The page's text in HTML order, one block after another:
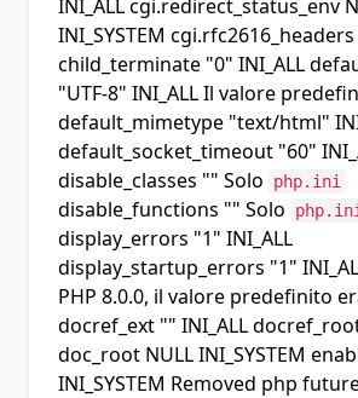
INI_ALLcgi.redirect_status_env
INI_SYSTEM cgi.rfc2616_headers
child_terminate "0" INI_ALL
"UTF-8" INI_ALL Il valore
default_mimetype "text/html"
default_socket_timeout "60"
disable_classes "" Solo php.ini
disable_functions "" Solo php.ini
display_errors "1" INI_ALL
display_startup_errors "1"
PHP 8.0.0, il valore predefinito
docref_ext "" INI_ALL
doc_root NULL INI_SYSTEM
INI_SYSTEM Removed php